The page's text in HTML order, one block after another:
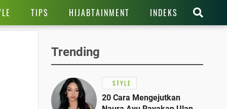
TIPS HIJABTAINMENT INDEKS
Trending
STYLE
20 Cara Mengejutkan